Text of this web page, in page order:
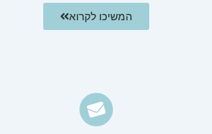
המשיכו לקרוא